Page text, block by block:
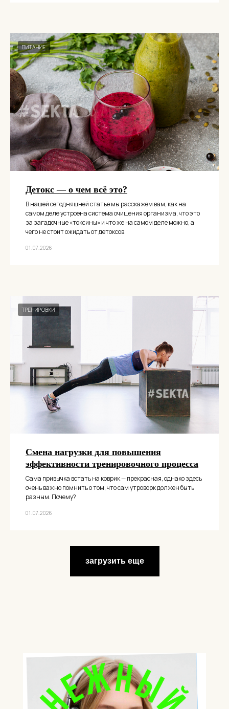
ПИТАНИЕ
Детокс — о чем всё это?
В нашей сегодняшней статье мы расскажем вам, как на
самом деле устроена система очищения организма, что это
за загадочные «токсины» и что же на самом деле можно, а
чего не стоит ожидать от детоксов.
01.07.2026
ТРЕНИРОВКИ
Смена нагрузки для повышения
эффективности тренировочного процесса
Сама привычка встать на коврик — прекрасная, однако здесь
очень важно помнить о том, что сам утроворк должен быть
разным. Почему?
01.07.2026
загрузить еще